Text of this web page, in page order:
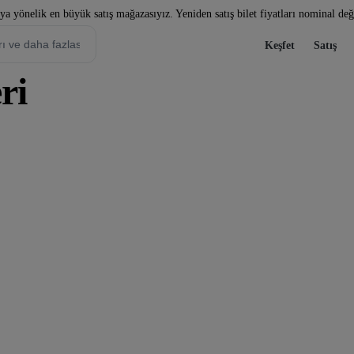
yönelik en büyük satış mağazasıyız. Yeniden satış bilet fiyatları nominal
Keşfet Satış